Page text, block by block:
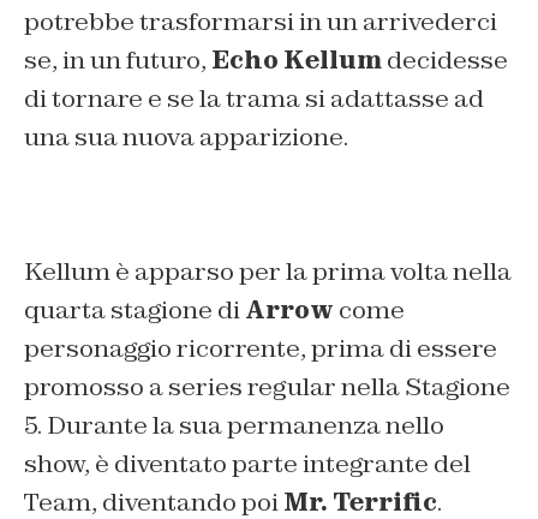
potrebbe trasformarsi in un arrivederci
se, in un futuro, Echo Kellumdecidesse
di tornare e se la trama si adattasse ad
una sua nuova apparizione.
Kellum è apparso per la prima volta nella
quarta stagione diArrow come
personaggio ricorrente, prima di essere
promosso a series regular nella Stagione
5. Durante la sua permanenza nello
show, è diventato parte integrante del
Team, diventando poiMr. Terrific.